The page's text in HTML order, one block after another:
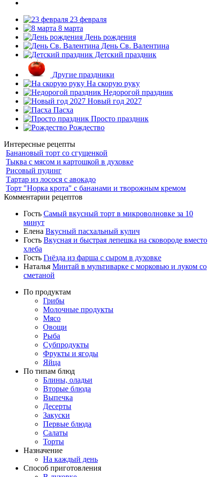
23 февраля
8 марта
День рождения
День Св. Валентина
Детский праздник
Другие праздники
На скорую руку
Недорогой праздник
Новый год 2027
Пасха
Просто праздник
Рождество
Интересные рецепты
Банановый торт со сгущенкой
Тыква с мясом и картошкой в духовке
Рисовый пудинг
Тартар из лосося с авокадо
Торт "Норка крота" с бананами и творожным кремом
Комментарии рецептов
Гость Самый вкусный торт в микроволновке за 10
минут
Елена Вкусный пасхальный кулич
Гость Вкусная и быстрая лепешка на сковороде вместо
хлеба
Гость Гнёзда из фарша с сыром в духовке
Наталья Минтай в мультиварке с морковью и луком со
сметаной
По продуктам
Грибы
Молочные продукты
Мясо
Овощи
Рыба
Субпродукты
Фрукты и ягоды
Яйца
По типам блюд
Блины, оладьи
Вторые блюда
Выпечка
Десерты
Закуски
Первые блюда
Салаты
Торты
Назначение
На каждый день
Способ приготовления